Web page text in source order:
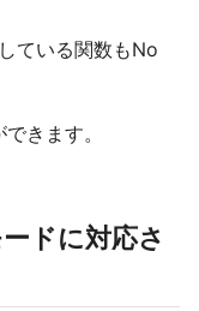
ている関数もNo
きます。
ドに対応さ